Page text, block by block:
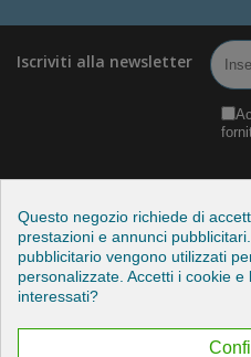
Iscriviti alla newsletter
Categorie
Informazioni
Questo negozio richiede di
prestazioni e annunci
pubblicitario vengono utilizzati
personalizzate. Accetti i cookie
interessati?